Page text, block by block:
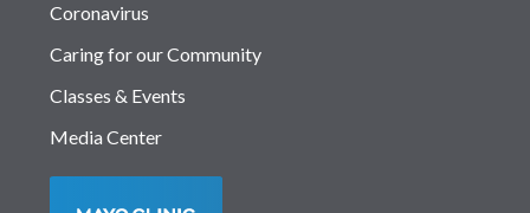
Coronavirus
Caring for our Community
Classes & Events
Media Center